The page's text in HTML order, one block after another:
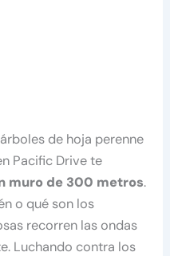
de hoja perenne
Pacific Drive te
muro de 300 metros.
o qué son los
recorren las ondas
Luchando contra los